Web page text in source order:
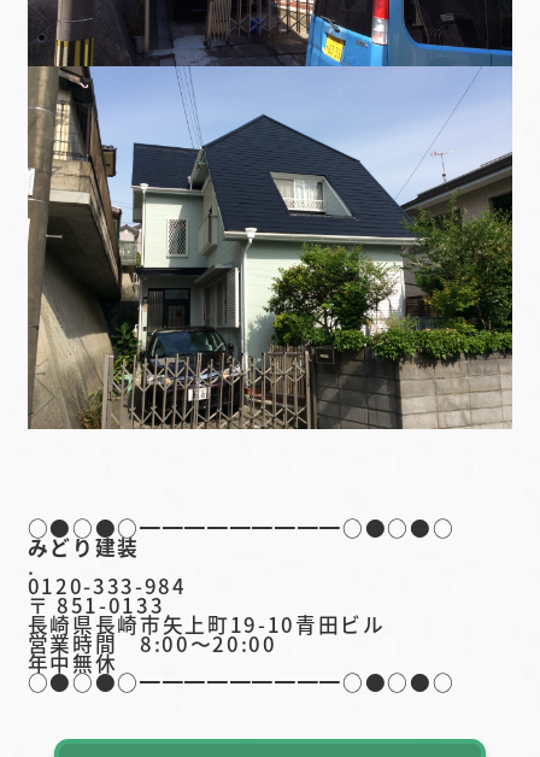
○●○●○━━━━━━━━━○●○●○
みどり建装
.
0120-333-984
〒 851-0133
長崎県長崎市矢上町19-10青田ビル
営業時間 8:00〜20:00
年中無休
○●○●○━━━━━━━━━○●○●○